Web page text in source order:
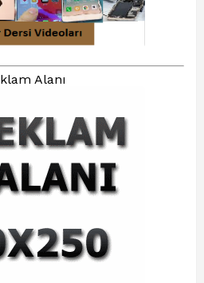
Alanı